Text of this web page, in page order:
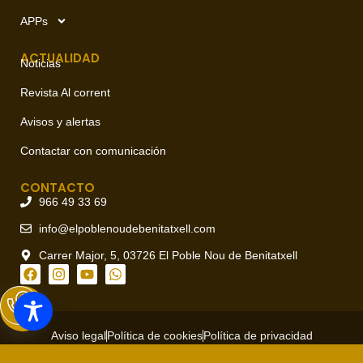
APPs
ACTUALIDAD
Noticias
Revista Al corrent
Avisos y alertas
Contactar con comunicación
CONTACTO
966 49 33 69
info@elpoblenoudebenitatxell.com
Carrer Major, 5, 03726 El Poble Nou de Benitatxell
Aviso legalPolítica de cookiesPolítica de privacidad